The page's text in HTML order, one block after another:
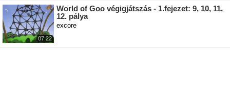
07:22
World of Goo végigjátszás - 1.fejezet: 9, 10, 11,
12. pálya
excore